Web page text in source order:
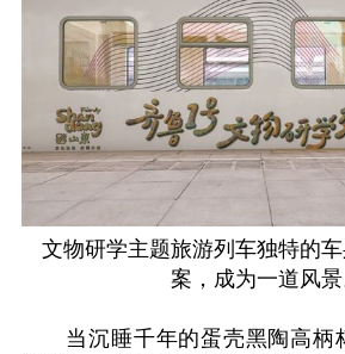
文物研学主题旅游列车独特的
案，成为一道风景
当沉睡千年的蛋壳黑陶高柄